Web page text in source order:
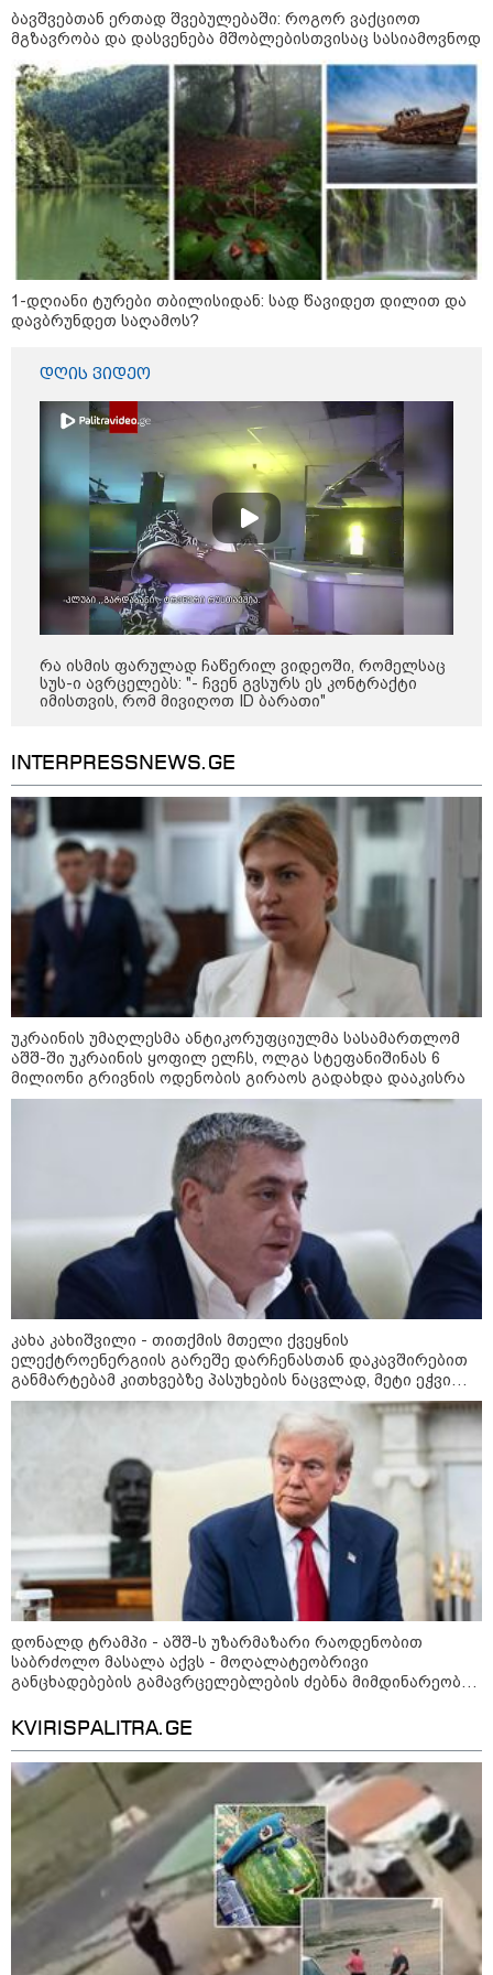
ედება ბრალი
10:52 / 06-08-2026
ვაშინგტონს რაკეტების
დეფიციტი აქვს? - მედიის
ცნობით, დონალდ ტრამპი პიტ
ჰეგსეთს დაუპირისპირდა:
დეტალები
14:08 / 05-08-2026
ლაიფციგის აეროპორტში
უკრაინულ თვითმფრინავთან
ახლოს ასაფეთქებელი
13:22 / 05-08-2026
საფრანგეთის სოფელში ტყის
ხანძრის შემდეგ მეორე
მსოფლიო ომის დროინდელი
ასობით ჭურვი აღმოაჩინეს -
"რიგრიგობით
ფეთქდებოდნენ..."
12:38 / 05-08-2026
იტალიაში ქალმა, ლატარიის
ბილეთი, რომელმაც 1 მლნ
მოიგო, შემთხვევით ნაგავში
სამსახურის თანამშრომლებმა
ნაგვის მანქანაში იპოვეს
„მთელი მეტალურგია კრიზისშია -
მთლიანად გარე ფაქტორებზე
ვართ დამოკიდებული,
სტაბილურად მხოლოდ
ფეროშენადნობების 2 კომპანია
მუშაობს“
„ერთი მხრივ დენი ძვირდება, მისი
მეოცედი მაინინგში მიდის" - სად
მიდის ჩვენი დენი?
რა მანძილზე აფიქსირებს კამერა
გზებზე მანქანის სიჩქარეს -
მითები ფოტორადარებზე
პოლიტიკა
09:19 / 06-08-2026
"რუსეთისთვის სირთულეს არ
წარმოადგენს საბოტაჟის მოწყობა,
გვაფრთხილებს - "ენგურჰესი" რუსების
ირიბი კონტროლის ქვეშაა" - ხუხაშვილი
17:55 / 05-08-2026
"უკვე 5 წელია ვუძლებ ციხის
მძიმე პირობებს, იზოლაციას,
ბავშვებთან ერთად შვებულებაში: როგორ ვაქციოთ
მგზავრობა და დასვენება მშობლებისთვისაც სასიამოვნოდ
1-დღიანი ტურები თბილისიდან: სად წავიდეთ დილით და
დავბრუნდეთ საღამოს?
დღის ვიდეო
რა ისმის ფარულად ჩაწერილ ვიდეოში, რომელსაც
სუს-ი ავრცელებს: "- ჩვენ გვსურს ეს კონტრაქტი
იმისთვის, რომ მივიღოთ ID ბარათი"
INTERPRESSNEWS.GE
უკრაინის უმაღლესმა ანტიკორუფციულმა სასამართლომ
აშშ-ში უკრაინის ყოფილ ელჩს, ოლგა სტეფანიშინას 6
მილიონი გრივნის ოდენობის გირაოს გადახდა დააკისრა
კახა კახიშვილი - თითქმის მთელი ქვეყნის
ელექტროენერგიის გარეშე დარჩენასთან დაკავშირებით
განმარტებამ კითხვებზე პასუხების ნაცვლად, მეტი ეჭვი
გააჩინა - თუ მსგავსი გათიშვა გარდაუვალი იყო, რატომ
დონალდ ტრამპი - აშშ-ს უზარმაზარი რაოდენობით
საბრძოლო მასალა აქვს - მოღალატეობრივი
განცხადებების გამავრცელებლების ძებნა მიმდინარეობს,
KVIRISPALITRA.GE